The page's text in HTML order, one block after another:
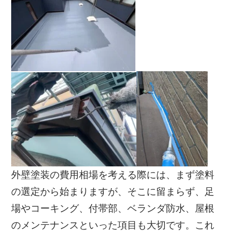
外壁塗装の費用相場を考える際には、まず塗料
の選定から始まりますが、そこに留まらず、足
場やコーキング、付帯部、ベランダ防水、屋根
のメンテナンスといった項目も大切です。これ